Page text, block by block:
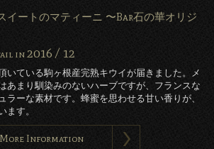
イートのマティーニ 〜Bar石の華オリジ
in2016 / 12
いている駒ヶ根産完熟キウイが届きました。メ
あまり馴染みのないハーブですが、フランスな
ラーな素材です。蜂蜜を思わせる甘い香りが、
ます。
More Information